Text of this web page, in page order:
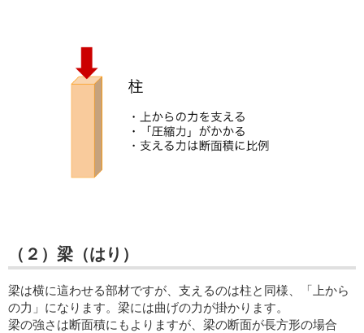
（２）梁（はり）
梁は横に這わせる部材ですが、支えるのは柱と同様、「上から
の力」になります。梁には曲げの力が掛かります。
梁の強さは断面積にもよりますが、梁の断面が長方形の場合